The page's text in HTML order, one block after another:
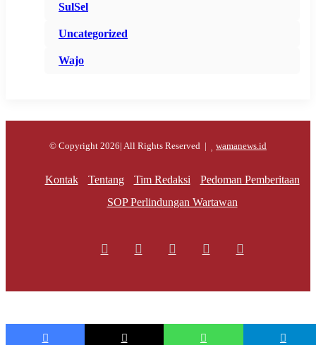
SulSel
Uncategorized
Wajo
© Copyright 2026| All Rights Reserved | wamanews.id
Kontak Tentang Tim Redaksi
Pedoman Pemberitaan
SOP Perlindungan Wartawan
Facebook YouTubeInstagram